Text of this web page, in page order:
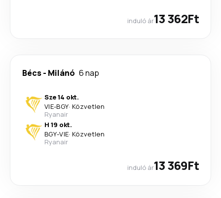
induló ár13 362Ft
Bécs- Milánó 6 nap
Sze 14 okt.
VIE-BGY· Közvetlen
Ryanair
H 19 okt.
BGY-VIE· Közvetlen
Ryanair
induló ár13 369Ft